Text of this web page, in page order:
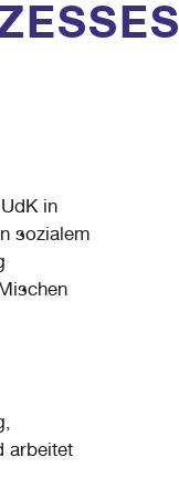
in
sozialem
arbeitet